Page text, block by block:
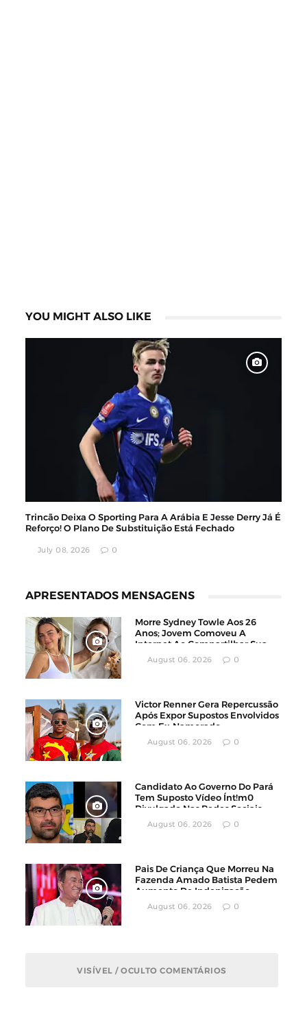
YOU MIGHT ALSO LIKE
Trincão Deixa O Sporting Para A Arábia E Jesse Derry Já É
Reforço! O Plano De Substituição Está Fechado
July 08, 2026 0
APRESENTADOS MENSAGENS
Morre Sydney Towle Aos 26
Anos; Jovem Comoveu A
Internet Ao Compartilhar Sua
Luta Contra O Câncer
August 06, 2026 0
Victor Renner Gera Repercussão
Após Expor Supostos Envolvidos
Com Ex-Namorado
August 06, 2026 0
Candidato Ao Governo Do Pará
Tem Suposto Vídeo Ínt!m0
Divulgado Nas Redes Sociais
August 06, 2026 0
Pais De Criança Que Morreu Na
Fazenda Amado Batista Pedem
Aumento De Indenização
August 06, 2026 0
VISÍVEL / OCULTO COMENTÁRIOS